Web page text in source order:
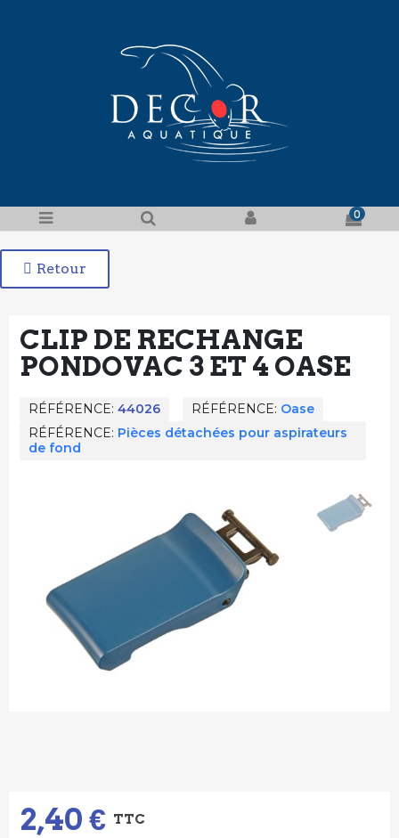
0
Retour
CLIP DE RECHANGE
PONDOVAC 3 ET 4 OASE
RÉFÉRENCE 44026 RÉFÉRENCE Oase
RÉFÉRENCE Pièces détachées pour aspirateurs
de fond
2,40 € TTC